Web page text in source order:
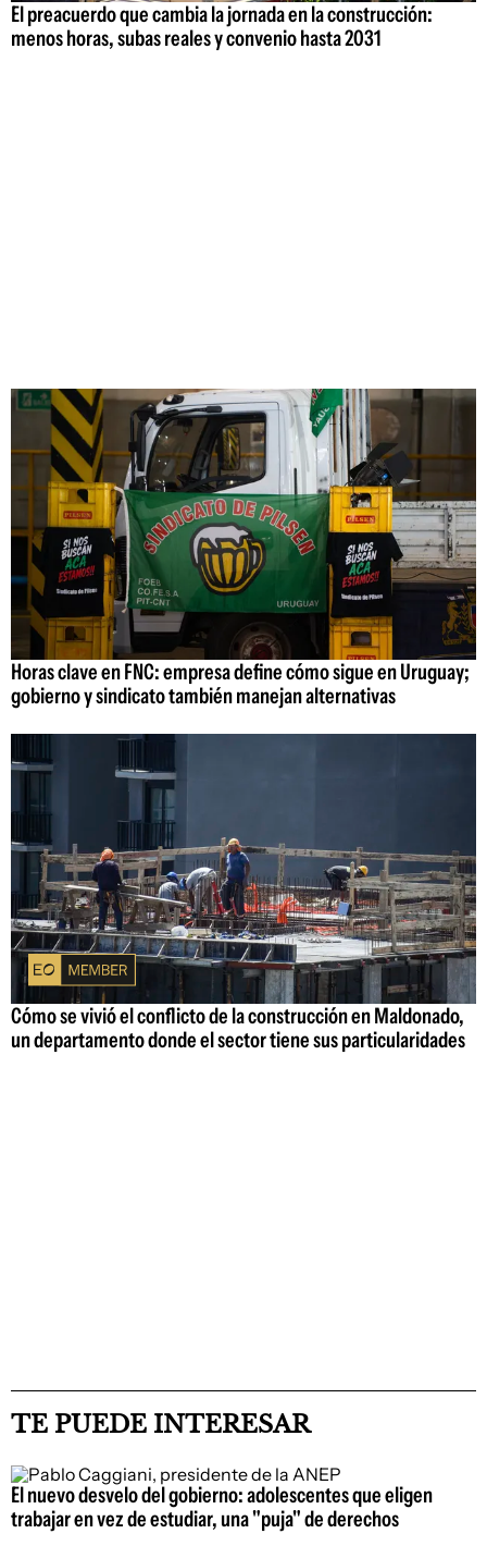
El preacuerdo que cambia la jornada en la construcción:
menos horas, subas reales y convenio hasta 2031
Horas clave en FNC: empresa define cómo sigue en Uruguay;
gobierno y sindicato también manejan alternativas
Cómo se vivió el conflicto de la construcción en Maldonado,
un departamento donde el sector tiene sus particularidades
TE PUEDE INTERESAR
El nuevo desvelo del gobierno: adolescentes que eligen
trabajar en vez de estudiar, una "puja" de derechos